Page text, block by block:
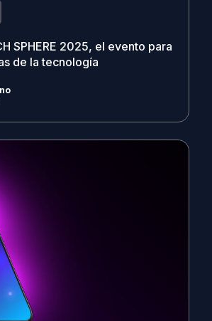
SPHERE 2025, el evento para
de la tecnología